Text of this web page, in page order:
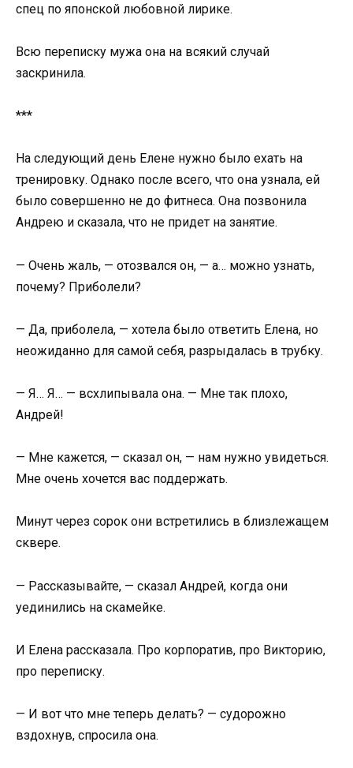
спец по японской любовной лирике.
Всю переписку мужа она на всякий случай
заскринила.
***
На следующий день Елене нужно было ехать на
тренировку. Однако после всего, что она узнала, ей
было совершенно не до фитнеса. Она позвонила
Андрею и сказала, что не придет на занятие.
— Очень жаль, — отозвался он, — а… можно узнать,
почему? Приболели?
— Да, приболела, — хотела было ответить Елена, но
неожиданно для самой себя, разрыдалась в трубку.
— Я… Я… — всхлипывала она. — Мне так плохо,
Андрей!
— Мне кажется, — сказал он, — нам нужно увидеться.
Мне очень хочется вас поддержать.
Минут через сорок они встретились в близлежащем
сквере.
— Рассказывайте, — сказал Андрей, когда они
уединились на скамейке.
И Елена рассказала. Про корпоратив, про Викторию,
про переписку.
— И вот что мне теперь делать? — судорожно
вздохнув, спросила она.